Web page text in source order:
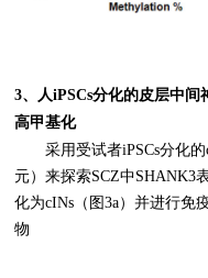
3、人iPSCs分化的皮层中
高甲基化
采用受试者iPSCs分化
元）来探索SCZ中SHANK3
化为cINs（图3a）并进行免
物